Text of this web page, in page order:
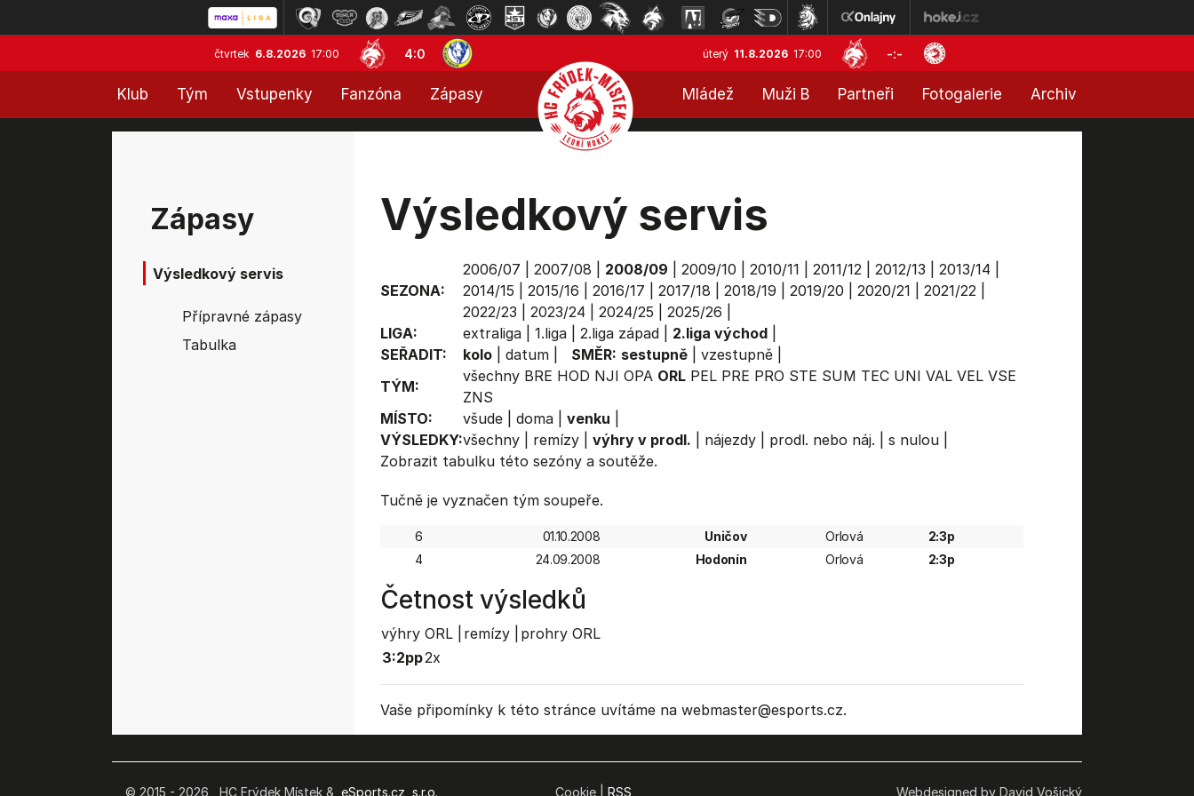
čtvrtek 6.8.2026 17:00 4:0 úterý 11.8.2026 17:00 -:-
Klub Tým Vstupenky Fanzóna Zápasy Mládež Muži B Partneři Fotogalerie Archiv
Zápasy
Výsledkový servis
Přípravné zápasy
Tabulka
Výsledkový servis
SEZONA:
2006/07 2007/08 2008/09 2009/10 2010/11 2011/12| 2012/13 2013/14
2014/15
2015/16 2016/17 2017/18 2018/19 2019/20 2020/21 2021/22|
2022/23
2023/24 2024/25 2025/26
LIGA:
extraliga| 1.liga| 2.liga západ| 2.liga východ|
SEŘADIT:
kolo| datum| SMĚR: sestupně| vzestupně|
TÝM:
všechny BRE HOD NJI OPA ORL PEL PRE PRO STE SUM TEC UNI VAL VEL VSE
ZNS
MÍSTO:
všude| doma| venku
VÝSLEDKY:všechny| remízy| výhry v prodl. nájezdy| prodl. nebo náj. s nulou|
Zobrazit tabulkutéto sezóny a soutěže.
Tučně je vyznačen tým soupeře.
6 01.10.2008 Uničov Orlová
2:3p
4
24.09.2008 Hodonín Orlová 2:3p
Četnost výsledků
výhry ORL | remízy |
prohry ORL
3:2pp2x
Vaše připomínky k této stránce uvítáme na webmaster@esports.cz.
© 2015 - 2026 HC Frýdek Místek &eSports.cz, s.r.o. Cookie | RSS Webdesigned by David Vošický